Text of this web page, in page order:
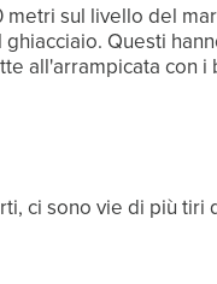
metri sul livello del
Questi
ci sono vie di più